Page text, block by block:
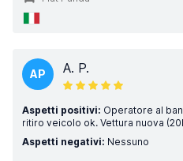
AP A. P.
Aspetti positivi: Operatore al
ritiro veicolo ok. Vettura nuova
Aspetti negativi: Nessuno